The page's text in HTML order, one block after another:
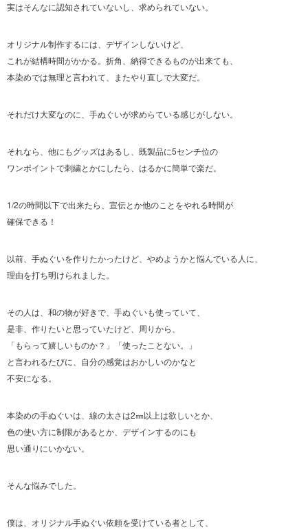
実はそんなに認知されていないし、求められていない。
オリジナル制作するには、デザインしないけど、
これが結構時間がかかる。折角、納得できるものが出来ても、
本染めでは無理と言われて、またやり直しで大変だ。
それだけ大変なのに、手ぬぐいが求めらている感じがしない。
それなら、他にもグッズはあるし、既製品に5センチ位の
ワンポイントで刺繍とかにしたら、はるかに簡単で楽だ。
1/2の時間以下で出来たら、宣伝とか他のことをやれる時間が
確保できる！
以前、手ぬぐいを作りたかったけど、やめようかと悩んでいる人に、
理由を打ち明けられました。
その人は、和の物が好きで、手ぬぐいも使っていて、
是非、作りたいと思っていたけど、周りから、
「もらって嬉しいものか？」「使ったことない。」
と言われるたびに、自分の感覚はおかしいのかなと
不安になる。
本染めの手ぬぐいは、線の太さは2㎜以上は欲しいとか、
色の使い方に制限があるとか、デザインするのにも
思い通りにいかない。
そんな悩みでした。
僕は、オリジナル手ぬぐい依頼を受けている者として、